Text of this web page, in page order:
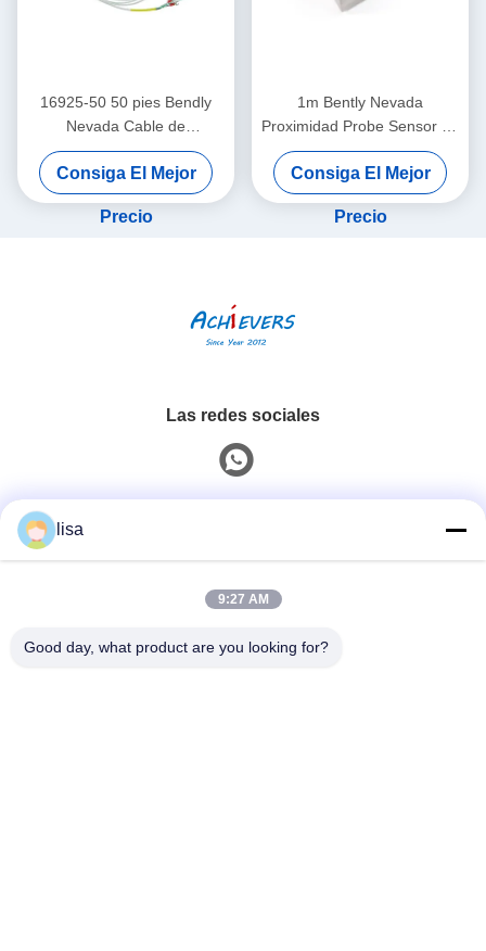
16925-50 50 pies Bendly
Nevada Cable de
interconexión de proximidad
sin armadura
Consiga El Mejor
Precio
1m Bently Nevada
Proximidad Probe Sensor de
vibración de doble sonda
26530-12-10-00-000-309-
00-03-01
Consiga El Mejor
Precio
Las redes sociales
0086-13828861501
lisa
9:27 AM
Good day, what product are you looking for?